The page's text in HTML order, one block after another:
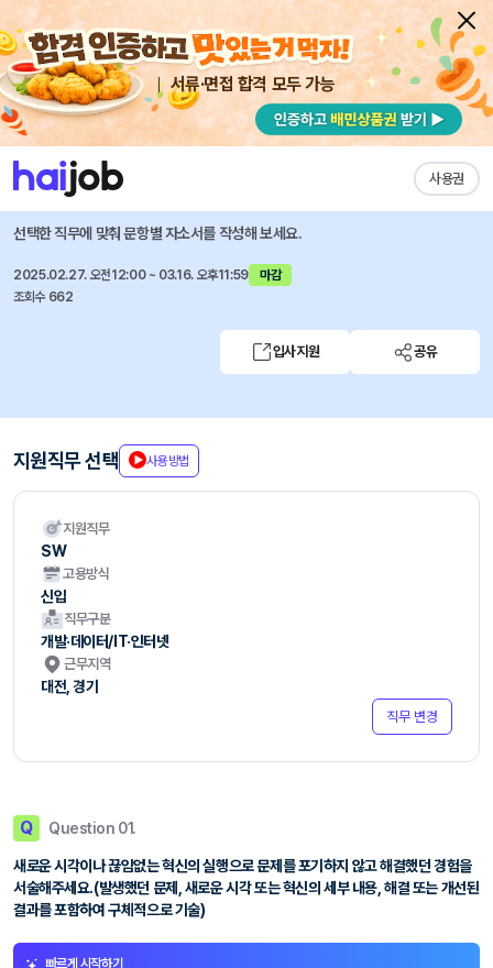
서류·면접 합격 모두 가능
사용권
채용공고 자소서 자유항목 자소서 내 작성목록
LIG넥스원 즐겨찾기
2025년 상반기 인재영입(신입)
선택한 직무에 맞춰 문항별 자소서를 작성해 보세요.
2025.02.27. 오전12:00 ~ 03.16. 오후11:59
마감
조회수 662
입사지원 공유
지원직무 선택 사용방법
지원직무
SW
고용방식
신입
직무구분
개발·데이터/IT·인터넷
근무지역
대전, 경기
직무 변경
Q Question 01.
새로운 시각이나 끊임없는 혁신의 실행으로 문제를 포기하지 않고 해결했던 경험을
서술해주세요.(발생했던 문제, 새로운 시각 또는 혁신의 세부 내용, 해결 또는 개선된
결과를 포함하여 구체적으로 기술)
빠르게 시작하기